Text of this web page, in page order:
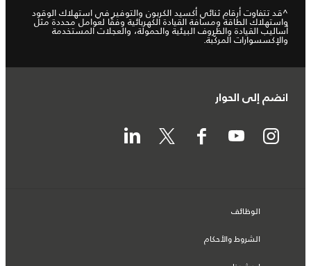
^قد تتفاوت أرقام ثنائي أكسيد الكربون والتوفير في استهلاك الوقود
واستهلاك الطاقة ومسافة القيادة الكهربائية وفقًا لعوامل محددة مثل
أساليب القيادة والظروف البيئية والحمولة، والعجلات المستخدمة
والإكسسوارات المركّبة.
انضم إلى الحوار
الوظائف
الشروط والأحكام